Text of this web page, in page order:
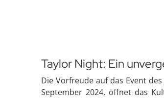
Taylor Night: Ein
Die Vorfreude auf das Event
September 2024, öffnet das